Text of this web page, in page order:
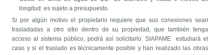
longitud: es sujeto a presupuesto.
Si por algún motivo el propietario requiere que sus conexiones sean
trasladadas a otro sitio dentro de su propiedad, que también tenga
acceso al sistema público, podrá así solicitarlo. SIAPAME estudiará el
caso y si el traslado es técnicamente posible y han realizado las obras